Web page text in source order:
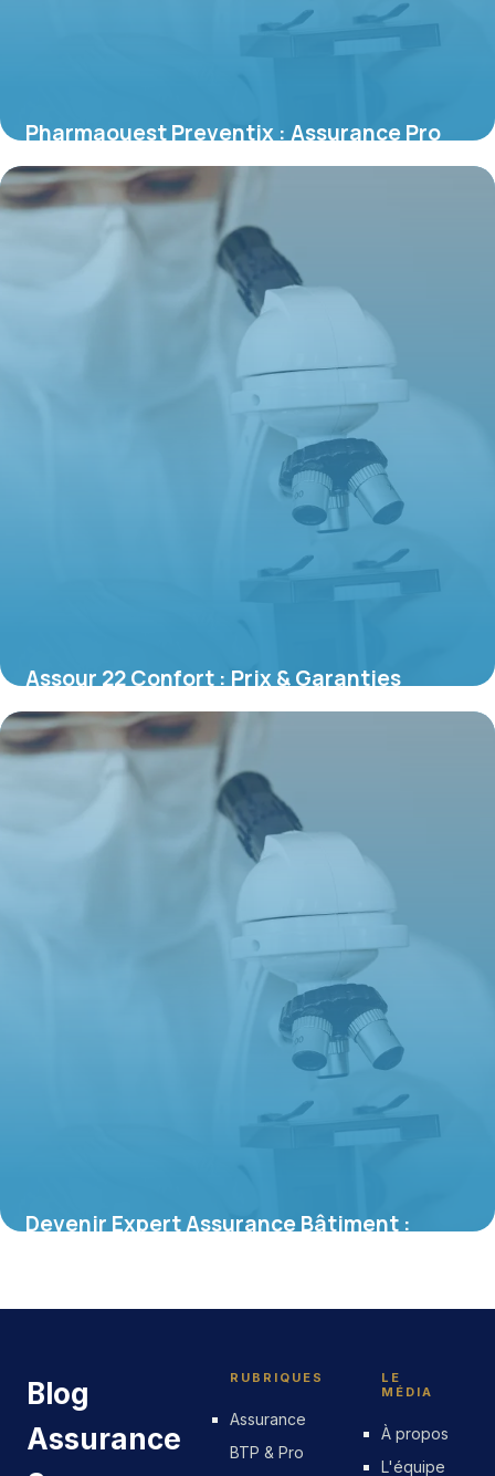
Pharmaouest Preventix : Assurance Pro
2026
30 mai 2026
Assour 22 Confort : Prix & Garanties
Complètes
28 mai 2026
Devenir Expert Assurance Bâtiment :
Blog
Assurance
RUBRIQUES
Assurance
BTP & Pro
LE
MÉDIA
À propos
L'équipe